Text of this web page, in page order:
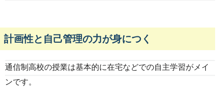
計画性と自己管理の力が身につく
通信制高校の授業は基本的に在宅などでの自主学習がメイ
ンです。